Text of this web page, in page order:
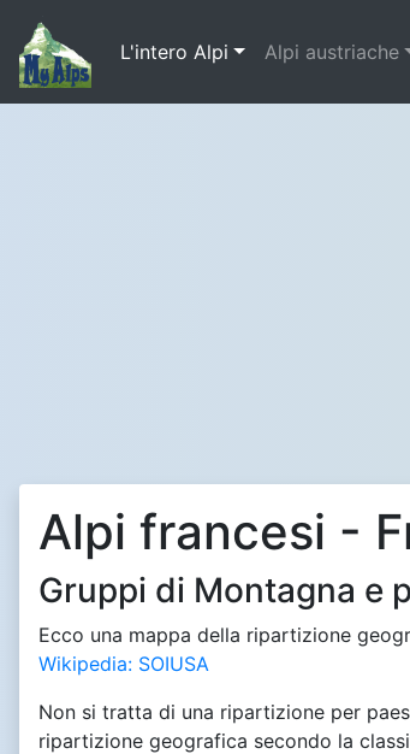
L'intero Alpi Alpi austriache
Alpi francesi -
Gruppi di Montagna e
Ecco una mappa della ripartizione
Wikipedia: SOIUSA
Non si tratta di una ripartizione per
ripartizione geografica secondo la